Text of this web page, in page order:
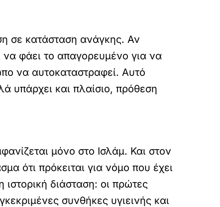
σε κατάσταση ανάγκης. Αν
να φάει το απαγορευμένο για να
να αυτοκαταστραφεί. Αυτό
υπάρχει και πλαίσιο, πρόθεση
μόνο στο Ισλάμ. Και στον
ότι πρόκειται για νόμο που έχει
διάσταση: οι πρώτες
συνθήκες υγιεινής και